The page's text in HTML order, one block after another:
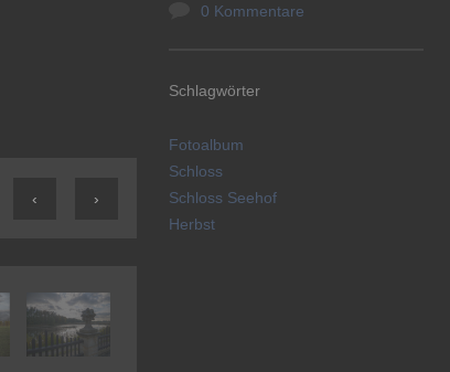
‹ ›
0 Kommentare
Schlagwörter
Fotoalbum
Schloss
Schloss Seehof
Herbst